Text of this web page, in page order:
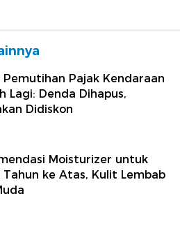
Pemutihan Pajak Kendaraan
Lagi: Denda Dihapus,
Didiskon
Moisturizer untuk
Tahun ke Atas, Kulit Lembab